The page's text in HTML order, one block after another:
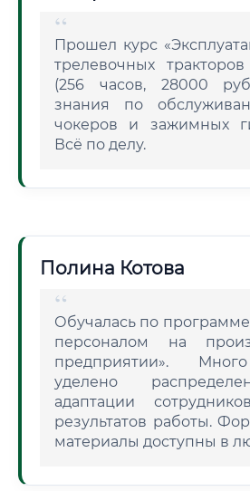
Прошел курс
трелевочных тракторов
(256 часов, 28000
знания по
чокеров и зажимных
Всё по делу.
Полина Котова
Обучалась по
персоналом на
предприятии».
уделено
адаптации
результатов работы.
материалы доступны в